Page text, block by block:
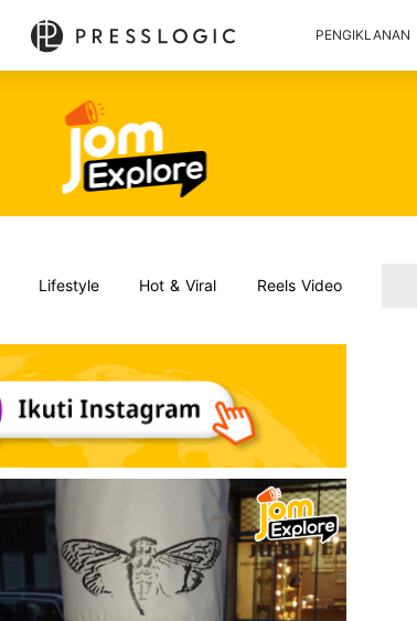
PENGIKLANAN
Lifestyle Hot & Viral Reels Video